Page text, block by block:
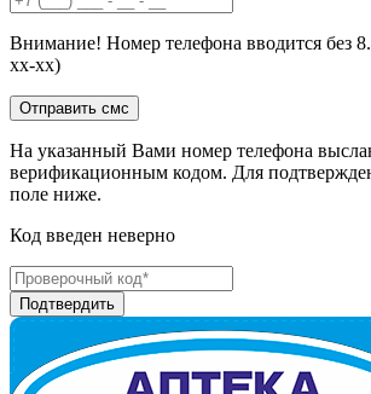
Внимание! Номер телефона вводится без
хх-хх)
На указанный Вами номер телефона
верификационным кодом. Для
поле ниже.
Код введен неверно